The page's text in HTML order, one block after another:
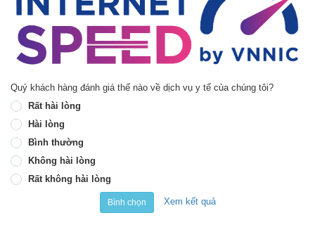
Quý khách hàng đánh giá thế nào về dịch vụ y tế của chúng tôi?
Rất hài lòng
Hài lòng
Bình thường
Không hài lòng
Rất không hài lòng
Bình chọn Xem kết quả